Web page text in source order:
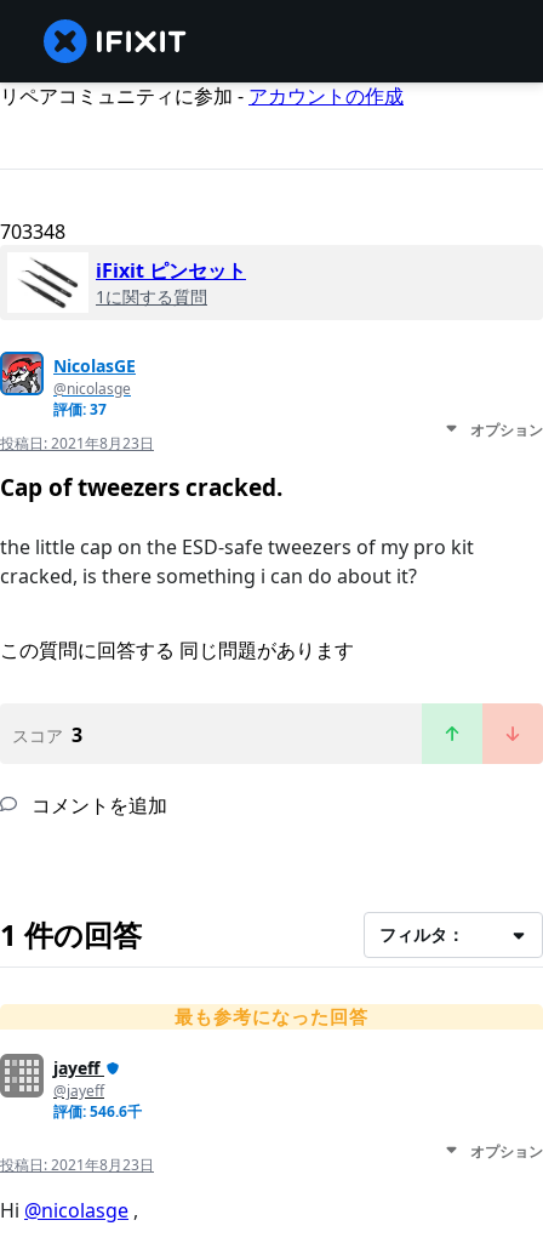
リペアコミュニティに参加 - アカウントの作成
703348
iFixit ピンセット
1に関する質問
NicolasGE
@nicolasge
評価: 37
投稿日:2021年8月23日
オプション
Cap of tweezers cracked.
the little cap on the ESD-safe tweezers of my pro kit
cracked, is there something i can do about it?
この質問に回答する 同じ問題があります
スコア 3
コメントを追加
1 件の回答 フィルタ：
最も参考になった回答
jayeff
@jayeff
評価: 546.6千
投稿日:2021年8月23日
オプション
Hi @nicolasge ,